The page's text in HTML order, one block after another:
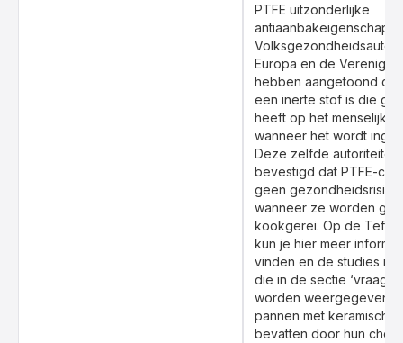
PTFE uitzonderlijke
Europa en de
hebben aangetoond dat
een inerte stof is die
heeft op het menselijk
wanneer het wordt
Deze zelfde
bevestigd dat PTFE-
geen gezondheidsrisico
wanneer ze worden
kookgerei. Op de Tefal
kun je hier meer
vinden en de studies
die in de sectie
worden weergegeven.
pannen met keramische
bevatten door hun